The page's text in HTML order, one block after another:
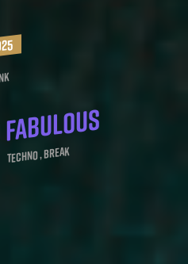
Techno , Break